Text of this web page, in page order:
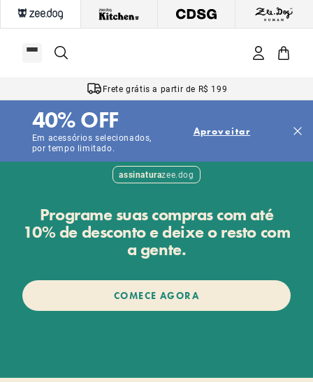
Frete grátis a partir de R$ 199
Em acessórios selecionados,
por tempo limitado.
40% OFF Aproveitar
assinaturazee.dog
Programe suas compras com até
10% de desconto e deixe o resto com
a gente.
COMECE AGORA